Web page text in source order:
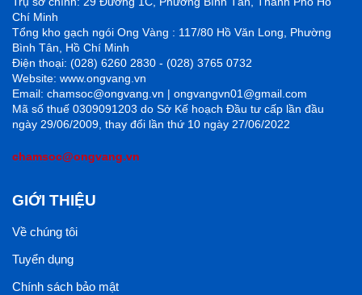
Chí Minh
Tổng kho gạch ngói Ong Vàng : 117/80 Hồ Văn Long, Phường
Bình Tân, Hồ Chí Minh
Điện thoại: (028) 6260 2830 - (028) 3765 0732
Website: www.ongvang.vn
Email: chamsoc@ongvang.vn | ongvangvn01@gmail.com
Mã số thuế 0309091203 do Sở Kế hoạch Đầu tư cấp lần đầu
ngày 29/06/2009, thay đổi lần thứ 10 ngày 27/06/2022
chamsoc@ongvang.vn
GIỚI THIỆU
Về chúng tôi
Tuyển dụng
Chính sách bảo mật